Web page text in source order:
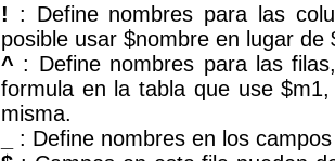
! : Define nombres para las
posible usar $nombre en lugar de
^ : Define nombres para las
formula en la tabla que use
misma.
: Define nombres en los